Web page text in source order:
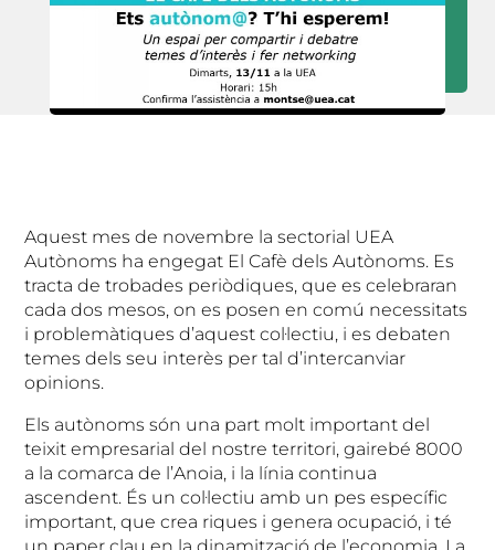
Aquest mes de novembre la sectorial UEA
Autònoms ha engegat El Cafè dels Autònoms. Es
tracta de trobades periòdiques, que es celebraran
cada dos mesos, on es posen en comú necessitats
i problemàtiques d’aquest col·lectiu, i es debaten
temes dels seu interès per tal d’intercanviar
opinions.
Els autònoms són una part molt important del
teixit empresarial del nostre territori, gairebé 8000
a la comarca de l’Anoia, i la línia continua
ascendent. És un col·lectiu amb un pes específic
important, que crea riques i genera ocupació, i té